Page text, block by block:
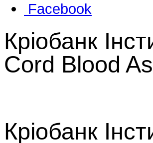
Facebook
Кріобанк
Cord Blood
Кріобанк